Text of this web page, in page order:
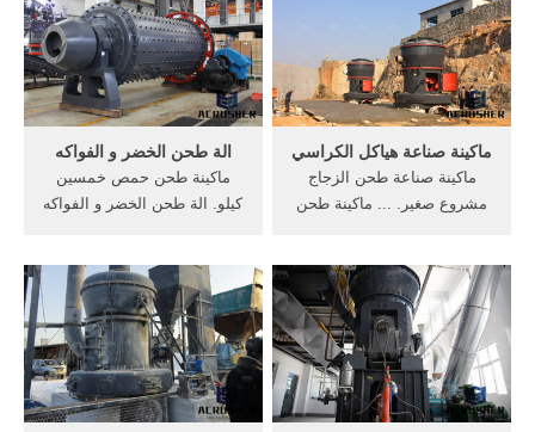
الة طحن الخضر و الفواكه
ماكينة طحن حمص خمسين
كيلو. الة طحن الخضر و الفواكه
ماكينة صناعة هياكل الكراسي
ماكينة صناعة طحن الزجاج
مشروع صغير. ... ماكينة طحن